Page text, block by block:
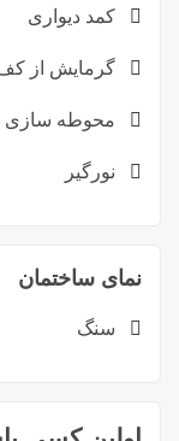
کمد دیواری
گرمایش از
محوطه سازی
نورگیر
نمای ساختمان
سنگ